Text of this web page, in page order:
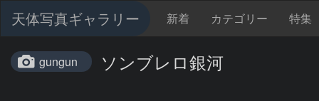
天体写真ギャラリー 新着 カテゴリー 特集
gungun ソンブレロ銀河